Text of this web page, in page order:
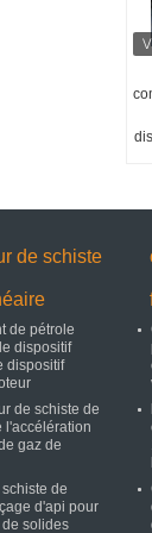
de schiste
de pétrole
dispositif
dispositif
de schiste de
l'accélération
gaz de
de
d'api pour
de solides